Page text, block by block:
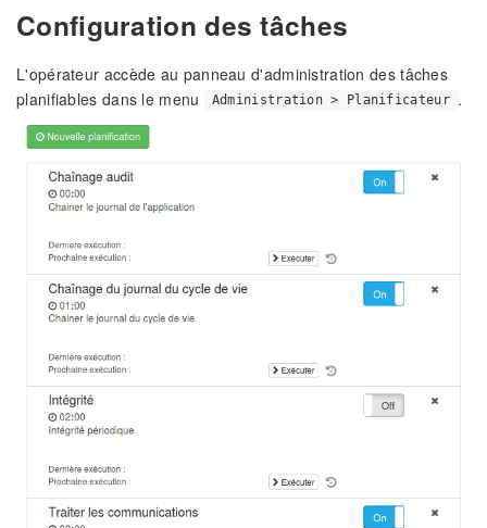
Configuration des tâches
L'opérateur accède au panneau d'administration des tâches
planifiables dans le menu
Administration > Planificateur .